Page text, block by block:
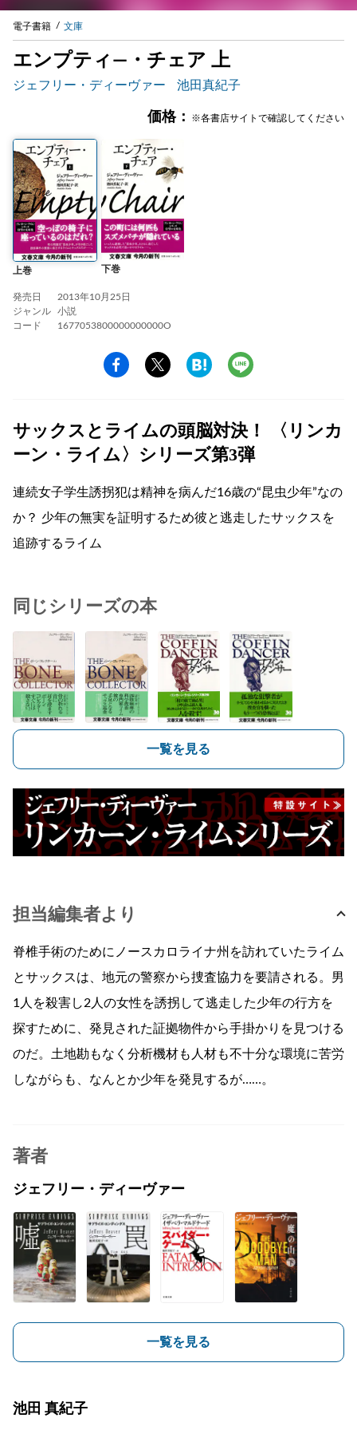
電子書籍 文庫
エンプティ―・チェア 上
ジェフリー・ディーヴァー 池田真紀子
価格： ※各書店サイトで確認してください
上巻 下巻
発売日
2013年10月25日
ジャンル
小説
コード
1677053800000000000O
サックスとライムの頭脳対決！ 〈リンカ
ーン・ライム〉シリーズ第3弾
連続女子学生誘拐犯は精神を病んだ16歳の“昆虫少年”なの
か？ 少年の無実を証明するため彼と逃走したサックスを
追跡するライム
同じシリーズの本
一覧を見る
担当編集者より
脊椎手術のためにノースカロライナ州を訪れていたライム
とサックスは、地元の警察から捜査協力を要請される。男
1人を殺害し2人の女性を誘拐して逃走した少年の行方を
探すために、発見された証拠物件から手掛かりを見つける
のだ。土地勘もなく分析機材も人材も不十分な環境に苦労
しながらも、なんとか少年を発見するが……。
著者
ジェフリー・ディーヴァー
一覧を見る
池田 真紀子